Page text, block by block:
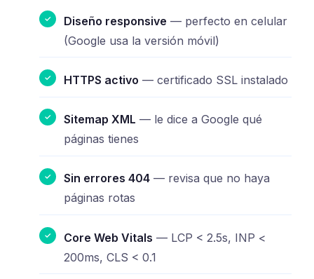
Diseño responsive — perfecto en celular
(Google usa la versión móvil)
HTTPS activo — certificado SSL instalado
Sitemap XML — le dice a Google qué
páginas tienes
Sin errores 404 — revisa que no haya
páginas rotas
Core Web Vitals — LCP < 2.5s, INP <
200ms, CLS < 0.1